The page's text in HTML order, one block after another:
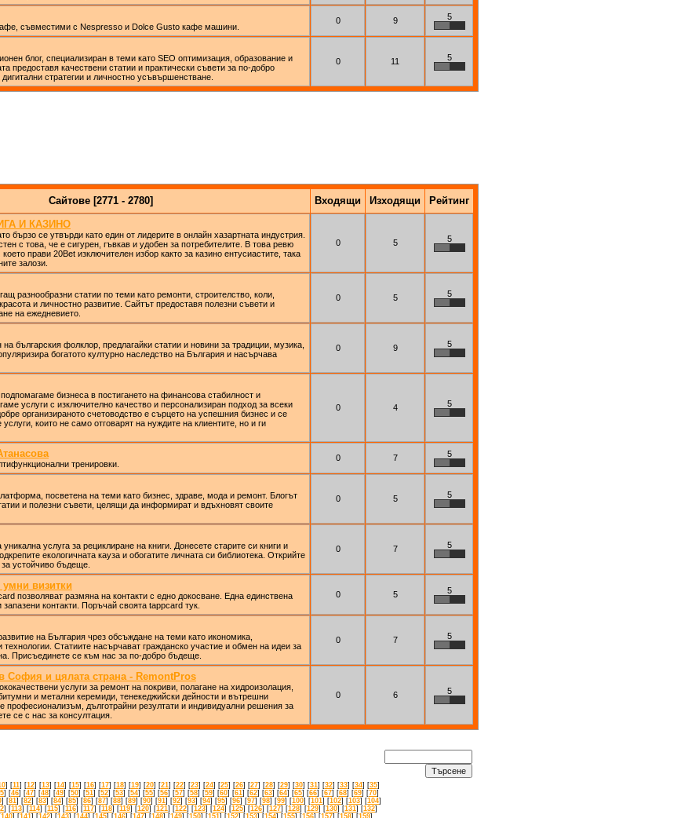
съвместими с Nespresso и Dolce Gusto кафе машини.
0 9 5
блог, специализиран в теми като SEO оптимизация, образование и
предоставя качествени статии и практически съвети за по-добро
стратегии и личностно усъвършенстване.
0 11 5
Сайтове [2771 - 2780] Входящи Изходящи Рейтинг
И КАЗИНО
бързо се утвърди като един от лидерите в онлайн хазартната индустрия.
с това, че е сигурен, гъвкав и удобен за потребителите. В това ревю
прави 20Bet изключителен избор както за казино ентусиастите, така
залози.
0 5 5
разнообразни статии по теми като ремонти, строителство, коли,
и личностно развитие. Сайтът предоставя полезни съвети и
на ежедневието.
0 5 5
българския фолклор, предлагайки статии и новини за традиции, музика,
богатото културно наследство на България и насърчава
0 9 5
бизнеса в постигането на финансова стабилност и
услуги с изключително качество и персонализиран подход за всеки
организираното счетоводство е сърцето на успешния бизнес и се
които не само отговарят на нуждите на клиентите, но и ги
0 4 5
тренировки.
0 7 5
посветена на теми като бизнес, здраве, мода и ремонт. Блогът
и полезни съвети, целящи да информират и вдъхновят своите
0 5 5
услуга за рециклиране на книги. Донесете старите си книги и
екологичната кауза и обогатите личната си библиотека. Открийте
устойчиво бъдеще.
0 7 5
умни визитки
позволяват размяна на контакти с едно докосване. Една единствена
контакти. Поръчай своята tappcard тук.
0 5 5
на България чрез обсъждане на теми като икономика,
Статиите насърчават гражданско участие и обмен на идеи за
Присъединете се към нас за по-добро бъдеще.
0 7 5
София и цялата страна - RemontPros
услуги за ремонт на покриви, полагане на хидроизолация,
и метални керемиди, тенекеджийски дейности и вътрешни
професионализъм, дълготрайни резултати и индивидуални решения за
се с нас за консултация.
0 6 5
] [11 ] [12] [13] [14] [15] [16] [17] [18] [19] [20] [21 ] [22] [23] [24] [25] [26] [27] [28] [29] [30] [31 ] [32] [33] [34] [35]
] [46] [47] [48] [49] [50] [51 ] [52] [53] [54] [55] [56] [57] [58] [59] [60] [61 ] [62] [63] [64] [65] [66] [67] [68] [69] [70]
] [81 ] [82] [83] [84] [85] [86] [87] [88] [89] [90] [91 ] [92] [93] [94] [95] [96] [97] [98] [99] [100] [101 ] [102] [103] [104]
] [113] [114] [115] [116] [117] [118] [119] [120] [121 ] [122] [123] [124] [125] [126] [127] [128] [129] [130] [131 ] [132]
140] [141 ] [142] [143] [144] [145] [146] [147] [148] [149] [150] [151 ] [152] [153] [154] [155] [156] [157] [158] [159]